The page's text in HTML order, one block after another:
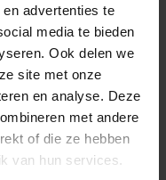
advertenties te
media te bieden
Ook delen we
site met onze
en analyse. Deze
met andere
of die ze hebben
van hun services.